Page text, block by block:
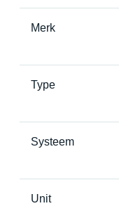
Merk
Type
Systeem
Unit